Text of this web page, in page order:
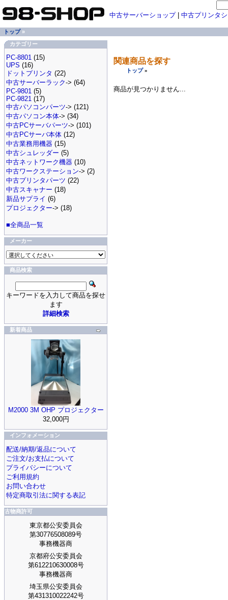
関連商品を探す
トップ»
商品が見つかりません...
中古サーバーショップ| 中古プリンタ
トップ»
カテゴリー
PC-8801 (15)
UPS (16)
ドットプリンタ (22)
中古サーバーラック-> (64)
PC-9801 (5)
PC-9821 (17)
中古パソコンパーツ-> (121)
中古パソコン本体-> (34)
中古PCサーバパーツ-> (101)
中古PCサーバ本体 (12)
中古業務用機器 (15)
中古シュレッダー (5)
中古ネットワーク機器 (10)
中古ワークステーション-> (2)
中古プリンタパーツ (22)
中古スキャナー (18)
新品サプライ (6)
プロジェクター-> (18)
■全商品一覧
メーカー
商品検索
キーワードを入力して商品を探せ
ます
詳細検索
新着商品
M2000 3M OHP プロジェクター
32,000円
インフォメーション
配送/納期/返品について
ご注文/お支払について
プライバシーについて
ご利用規約
お問い合わせ
特定商取引法に関する表記
古物商許可
東京都公安委員会
第30776508089号
事務機器商
京都府公安委員会
第612210630008号
事務機器商
埼玉県公安委員会
第431310022242号